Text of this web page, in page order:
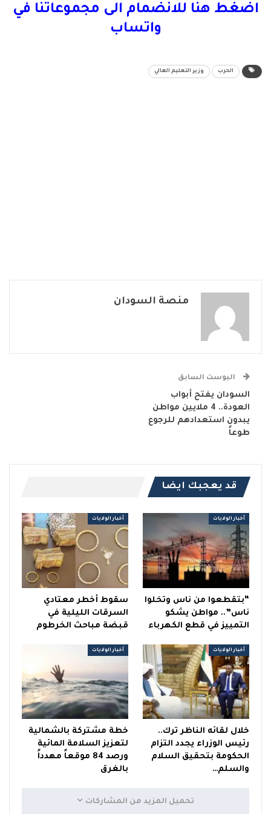
اضغط هنا للانضمام الى مجموعاتنا في
واتساب
الحرب وزير التعليم العالي
منصة السودان
البوست السابق
السودان يفتح أبواب
العودة.. 4 ملايين مواطن
يبدون استعدادهم للرجوع
طوعاً
قد يعجبك ايضا
أخبار الولايات
“بتقطعوا من ناس وتخلوا
ناس”.. مواطن يشكو
التمييز في قطع الكهرباء
أخبار الولايات
سقوط أخطر معتادي
السرقات الليلية في
قبضة مباحث الخرطوم
أخبار الولايات
خلال لقائه الناظر ترك..
رئيس الوزراء يجدد التزام
الحكومة بتحقيق السلام
والسلم…
أخبار الولايات
خطة مشتركة بالشمالية
لتعزيز السلامة المائية
ورصد 84 موقعاً مهدداً
بالغرق
تحميل المزيد من المشاركات